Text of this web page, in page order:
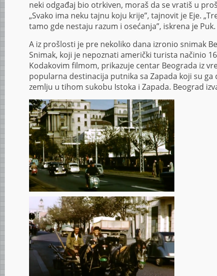
neki odgađaj bio otrkiven, moraš da se vratiš u
„Svako ima neku tajnu koju krije”, tajnovit je Eje.
tamo gde nestaju razum i osećanja”, iskrena je Puk.
A iz prošlosti je pre nekoliko dana izronio snimak
Snimak, koji je nepoznati američki turista načinio
Kodakovim filmom, prikazuje centar Beograda iz
popularna destinacija putnika sa Zapada koji su ga
zemlju u tihom sukobu Istoka i Zapada. Beograd